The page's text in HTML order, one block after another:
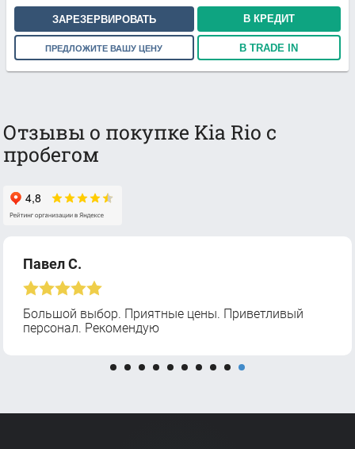
ЗАРЕЗЕРВИРОВАТЬ В КРЕДИТ
ПРЕДЛОЖИТЕ ВАШУ ЦЕНУ В TRADE IN
Отзывы о покупке Kia Rio с
пробегом
Павел С.
Большой выбор. Приятные цены. Приветливый
персонал. Рекомендую